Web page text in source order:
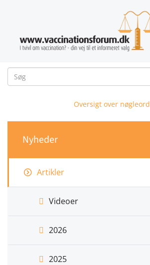
Oversigt over nøgleord
Nyheder
Artikler
Videoer
2026
2025